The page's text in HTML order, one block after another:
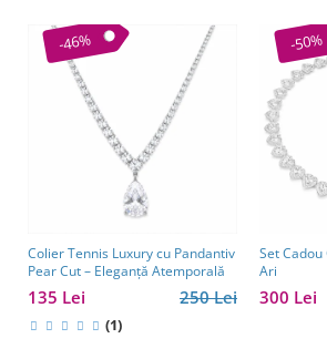
-46%
Colier Tennis Luxury cu Pandantiv
Pear Cut – Eleganță Atemporală
250 Lei
135 Lei
(1)
-50%
Set
Ari
300 Lei